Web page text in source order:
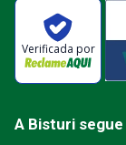
Verificada por
A Bisturi